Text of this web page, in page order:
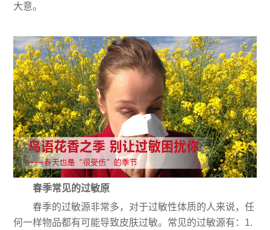
大意。
春季常见的过敏原
春季的过敏源非常多，对于过敏性体质的人来说，任
何一样物品都有可能导致皮肤过敏。常见的过敏源有：1.